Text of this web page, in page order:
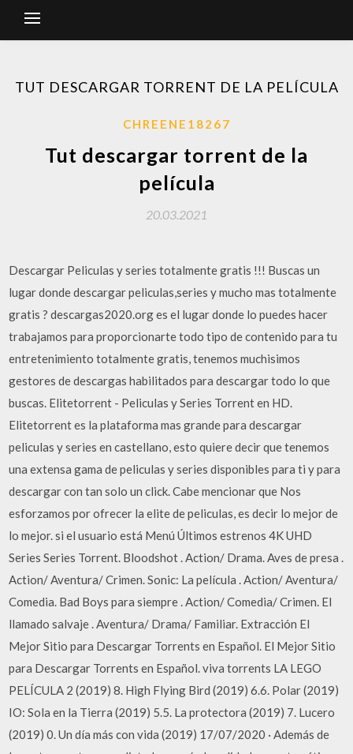
TUT DESCARGAR TORRENT DE LA PELÍCULA
CHREENE18267
Tut descargar torrent de la
película
20.03.2021
Descargar Peliculas y series totalmente gratis !!! Buscas un
lugar donde descargar peliculas,series y mucho mas totalmente
gratis ? descargas2020.org es el lugar donde lo puedes hacer
trabajamos para proporcionarte todo tipo de contenido para tu
entretenimiento totalmente gratis, tenemos muchisimos
gestores de descargas habilitados para descargar todo lo que
buscas. Elitetorrent - Peliculas y Series Torrent en HD.
Elitetorrent es la plataforma mas grande para descargar
peliculas y series en castellano, esto quiere decir que tenemos
una extensa gama de peliculas y series disponibles para ti y para
descargar con tan solo un click. Cabe mencionar que Nos
esforzamos por ofrecer la elite de peliculas, es decir lo mejor de
lo mejor. si el usuario está Menú Últimos estrenos 4K UHD
Series Series Torrent. Bloodshot . Action/ Drama. Aves de presa .
Action/ Aventura/ Crimen. Sonic: La película . Action/ Aventura/
Comedia. Bad Boys para siempre . Action/ Comedia/ Crimen. El
llamado salvaje . Aventura/ Drama/ Familiar. Extracción El
Mejor Sitio para Descargar Torrents en Español. El Mejor Sitio
para Descargar Torrents en Español. viva torrents LA LEGO
PELÍCULA 2 (2019) 8. High Flying Bird (2019) 6.6. Polar (2019)
IO: Sola en la Tierra (2019) 5.5. La protectora (2019) 7. Lucero
(2019) 0. Un día más con vida (2019) 17/07/2020 · Además de